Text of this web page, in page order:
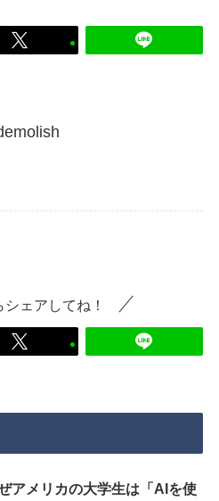
シェアしてね！
アメリカの大学生は「AIを使